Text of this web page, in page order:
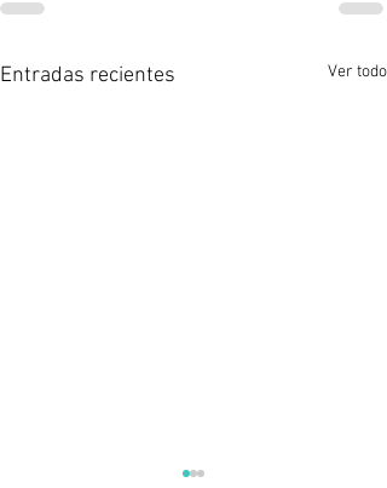
Entradas recientes Ver todo